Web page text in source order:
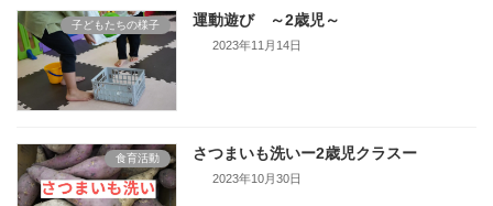
子どもたちの様子 運動遊び ～2歳児～
2023年11月14日
食育活動 さつまいも洗いー2歳児クラスー
2023年10月30日